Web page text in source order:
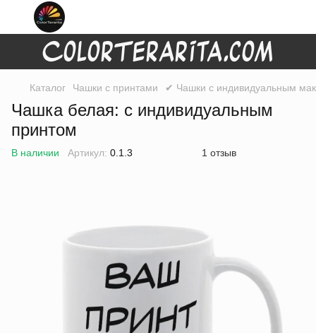
Каталог Чашки с принтами ✔ Чашки с индивидуальным
Чашка белая: с индивидуальным
принтом
В наличии Артикул: 0.1.3 1 отзыв